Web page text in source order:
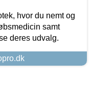
hvor du nemt og
samt
deres udvalg.